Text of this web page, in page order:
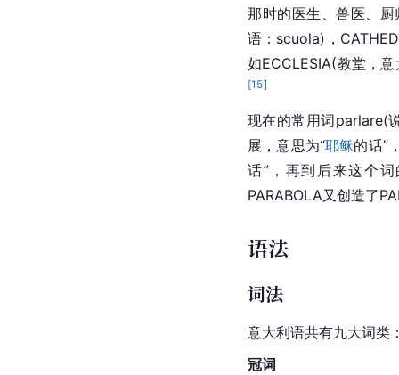
那时的医生、兽医、
语：scuola)，
如ECCLESIA(教堂，
[15]
现在的常用词parlare(
展，意思为“耶稣的话”
话”，再到后来这个
PARABOLA又创造了
语法
词法
意大利语共有九大词类
冠词